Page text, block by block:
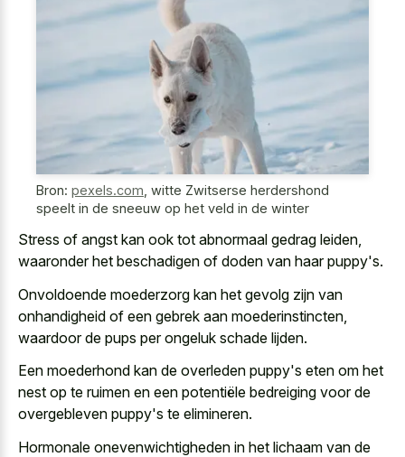
Bron: pexels.com witte Zwitserse herdershond
speelt in de sneeuw op het veld in de winter
Stress of angst kan ook tot abnormaal gedrag leiden,
waaronder het beschadigen of doden van haar puppy's.
Onvoldoende moederzorg kan het gevolg zijn van
onhandigheid of een gebrek aan moederinstincten,
waardoor de pups per ongeluk schade lijden.
Een moederhond kan de overleden puppy's eten om het
nest op te ruimen en een potentiële bedreiging voor de
overgebleven puppy's te elimineren.
Hormonale onevenwichtigheden in het lichaam van de